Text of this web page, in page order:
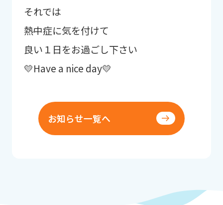
それでは
熱中症に気を付けて
良い１日をお過ごし下さい
💛Have a nice day💛
お知らせ一覧へ